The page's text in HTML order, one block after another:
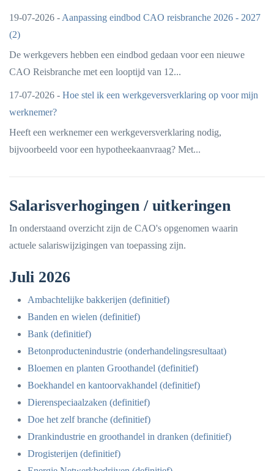
19-07-2026 - Aanpassing eindbod CAO reisbranche 2026 - 2027
(2)
De werkgevers hebben een eindbod gedaan voor een nieuwe
CAO Reisbranche met een looptijd van 12...
17-07-2026 - Hoe stel ik een werkgeversverklaring op voor mijn
werknemer?
Heeft een werknemer een werkgeversverklaring nodig,
bijvoorbeeld voor een hypotheekaanvraag? Met...
Salarisverhogingen / uitkeringen
In onderstaand overzicht zijn de CAO's opgenomen waarin
actuele salariswijzigingen van toepassing zijn.
Juli 2026
Ambachtelijke bakkerijen (definitief)
Banden en wielen (definitief)
Bank (definitief)
Betonproductenindustrie (onderhandelingsresultaat)
Bloemen en planten Groothandel (definitief)
Boekhandel en kantoorvakhandel (definitief)
Dierenspeciaalzaken (definitief)
Doe het zelf branche (definitief)
Drankindustrie en groothandel in dranken (definitief)
Drogisterijen (definitief)